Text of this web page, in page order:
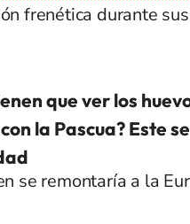
frenética durante
que ver los
la Pascua? Este
se remontaría a la